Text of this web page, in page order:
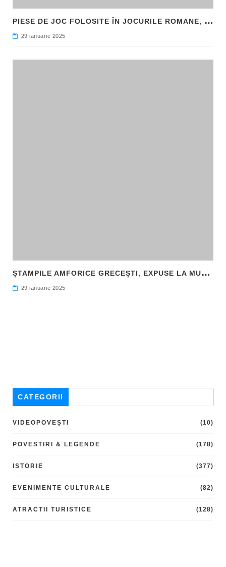
P
IESE DE JOC FOLOSITE ÎN JOCURILE ROMANE, DESCOPERITE LA HADRIANOPOLIS
29 ianuarie 2025
Ș
TAMPILE AMFORICE GRECEȘTI, EXPUSE LA MUZEUL DE ARHEOLOGIE CALLATIS MANGALIA
29 ianuarie 2025
CATEGORII
VIDEOPOVEȘTI (10)
POVESTIRI & LEGENDE (178)
ISTORIE (377)
EVENIMENTE CULTURALE (82)
ATRACTII TURISTICE (128)